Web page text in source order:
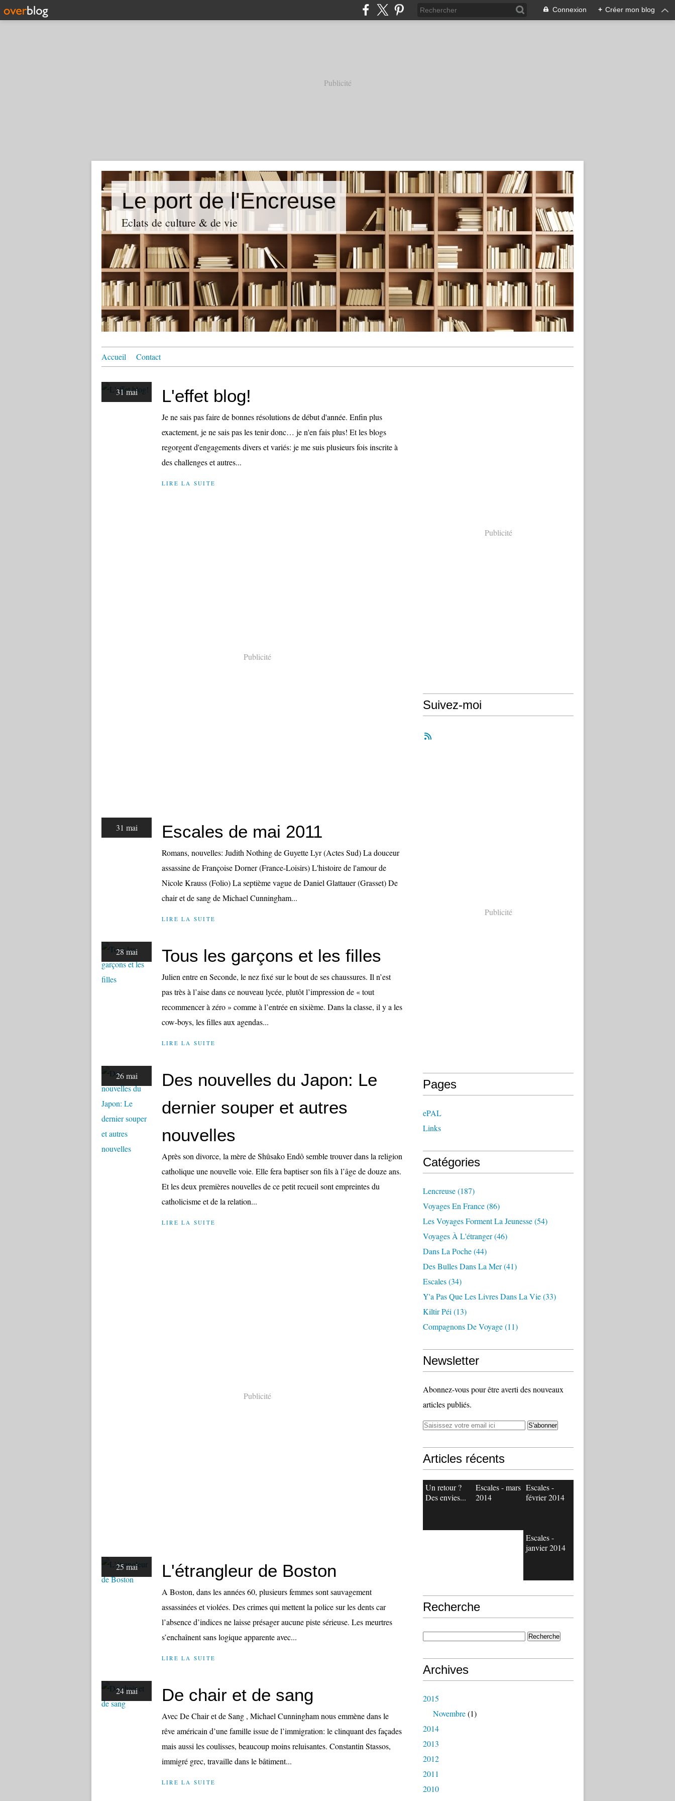
Connexion + Créer mon blog
Publicité
Le port de l'Encreuse
Eclats de culture & de vie
Accueil Contact
31 mai L'effet blog!
Je ne sais pas faire de bonnes résolutions de début d'année. Enfin plus
exactement, je ne sais pas les tenir donc… je n'en fais plus! Et les blogs
regorgent d'engagements divers et variés: je me suis plusieurs fois inscrite à
des challenges et autres...
LIRE LA SUITE
Publicité
31 mai Escales de mai 2011
Romans, nouvelles: Judith Nothing de Guyette Lyr (Actes Sud) La douceur
assassine de Françoise Dorner (France-Loisirs) L'histoire de l'amour de
Nicole Krauss (Folio) La septième vague de Daniel Glattauer (Grasset) De
chair et de sang de Michael Cunningham...
LIRE LA SUITE
28 mai Tous les garçons et les filles
Julien entre en Seconde, le nez fixé sur le bout de ses chaussures. Il n’est
pas très à l’aise dans ce nouveau lycée, plutôt l’impression de « tout
recommencer à zéro » comme à l’entrée en sixième. Dans la classe, il y a les
cow-boys, les filles aux agendas...
LIRE LA SUITE
26 mai
Des nouvelles du Japon: Le
dernier souper et autres
nouvelles
Après son divorce, la mère de Shûsako Endô semble trouver dans la religion
catholique une nouvelle voie. Elle fera baptiser son fils à l’âge de douze ans.
Et les deux premières nouvelles de ce petit recueil sont empreintes du
catholicisme et de la relation...
LIRE LA SUITE
Publicité
25 mai L'étrangleur de Boston
A Boston, dans les années 60, plusieurs femmes sont sauvagement
assassinées et violées. Des crimes qui mettent la police sur les dents car
l’absence d’indices ne laisse présager aucune piste sérieuse. Les meurtres
s’enchaînent sans logique apparente avec...
LIRE LA SUITE
24 mai De chair et de sang
Avec De Chair et de Sang , Michael Cunningham nous emmène dans le
rêve américain d’une famille issue de l’immigration: le clinquant des façades
mais aussi les coulisses, beaucoup moins reluisantes. Constantin Stassos,
immigré grec, travaille dans le bâtiment...
LIRE LA SUITE
Publicité
Suivez-moi
Publicité
Pages
ePAL
Links
Catégories
Lencreuse(187)
Voyages En France(86)
Les Voyages Forment La Jeunesse(54)
Voyages À L'étranger(46)
Dans La Poche(44)
Des Bulles Dans La Mer(41)
Escales(34)
Y'a Pas Que Les Livres Dans La Vie(33)
Kiltir Péi (13)
Compagnons De Voyage(11)
Newsletter
Abonnez-vous pour être averti des nouveaux
articles publiés.
Articles récents
Un retour ?
Des envies...
Escales - mars
2014
Escales -
février 2014
Escales -
janvier 2014
Recherche
Archives
2015
Novembre(1)
2014
2013
2012
2011
2010